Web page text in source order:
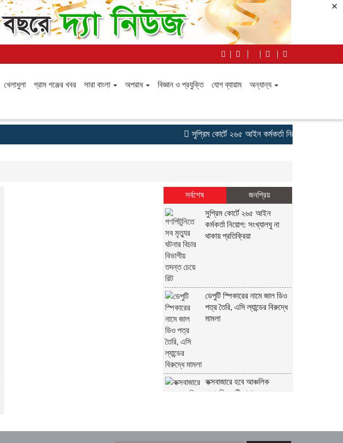
×
খেলাধুলা গ্রাম গঞ্জের খবর সারা বাংলা অপরাধ বিজ্ঞান ও প্রযুক্তি যোগ ব্যায়াম
অন্যান্য
সুপ্রিম কোর্টে ২৬৫ আইন কর্মকর্তা নিয়োগ: সংখ্যালঘু না
সর্বশেষ
জনপ্রিয়
সুপ্রিম কোর্টে ২৬৫ আইন
কর্মকর্তা নিয়োগ: সংখ্যালঘু না
থাকায় প্রতিক্রিয়া
ডেপুটি স্পিকারের নামে জাল ডিও
পত্র তৈরি, এসি ল্যান্ডের বিরুদ্ধে
মামলা
কক্সবাজারে হবে আঞ্চলিক
রাসায়নিক পরীক্ষাগার, কমবে